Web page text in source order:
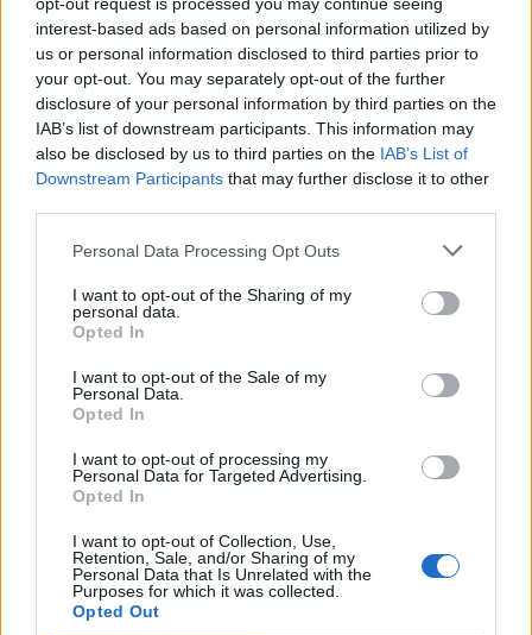
interest-based ads based on personal information utilized by
us or personal information disclosed to third parties prior to
your opt-out. You may separately opt-out of the further
disclosure of your personal information by third parties on the
IAB’s list of downstream participants. This information may
also be disclosed by us to third parties on the IAB’s List of
Downstream Participants that may further disclose it to other
Personal Data Processing Opt Outs
I want to opt-out of the Sharing of my
personal data.
Opted In
I want to opt-out of the Sale of my
Personal Data.
Opted In
I want to opt-out of processing my
Personal Data for Targeted Advertising.
Opted In
I want to opt-out of Collection, Use,
Retention, Sale, and/or Sharing of my
Personal Data that Is Unrelated with the
Purposes for which it was collected.
Opted Out
ženklų: gali būti lengviau nutraukti
tai, kas nebeveikia
Taro kortų horoskopas rugpjūčio 7
dienai: Vandeniams – pasirinkimas,
Dvyniams – pagreitis
Padegėjas į kiemą tyliai įsliūkino
naktį: tamsą nušvietė pastatą
apėmusi liepsna
Raktažodžiai
Rašyti komentarą